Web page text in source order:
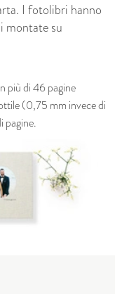
I fotolibri hanno
montate su
più di 46 pagine
(0,75 mm invece di
pagine.